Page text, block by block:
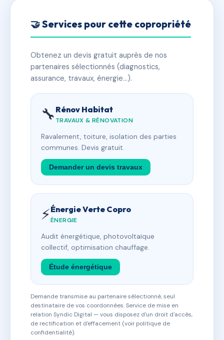
🤝 Services pour cette copropriété
Obtenez un devis gratuit auprès de nos
partenaires sélectionnés (diagnostics,
assurance, travaux, énergie…).
🔧 Rénov Habitat
TRAVAUX & RÉNOVATION
Ravalement, toiture, isolation des parties
communes. Devis gratuit.
Demander un devis travaux
⚡Énergie Verte Copro
ÉNERGIE
Audit énergétique, photovoltaïque
collectif, optimisation chauffage.
Étude énergétique
Demande transmise au partenaire sélectionné, seul
destinataire de vos coordonnées. Service de mise en
relation Syndic Digital — vous disposez d'un droit d'accès,
de rectification et d'effacement (voir politique de
confidentialité).